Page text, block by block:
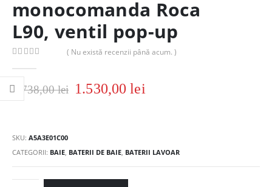
monocomanda Roca
L90, ventil pop-up
( Nu există recenzii până acum. )
1.738,00lei 1.530,00lei
SKU: A5A3E01C00
CATEGORII: BAIE BATERII DE BAIE BATERII LAVOAR